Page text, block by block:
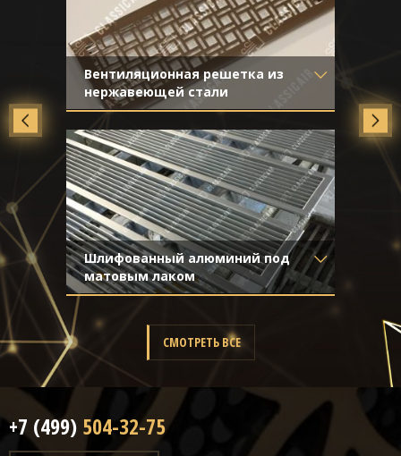
Вентиляционная решетка из
нержавеющей стали
Материал- Нержавеющая
сталь
Отделка- Полированная
нержавейка
Шлифованный алюминий под
матовым лаком
Материал- Алюминий
алюминий
СМОТРЕТЬ ВСЕ
+7 (499) 504-32-75